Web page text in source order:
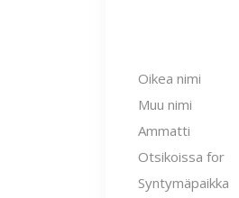
Oikea nimi
Muu nimi
Ammatti
Otsikoissa for
Syntymäpaikka